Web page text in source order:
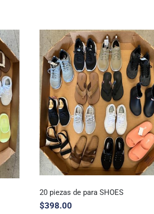
125 piezas para damas
20 piezas de para SHOES
$398.00